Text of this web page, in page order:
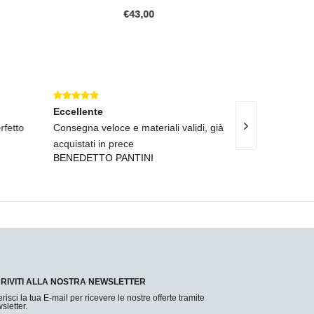
€43,00
Eccellente
Consegna veloce e materiali validi, già
acquistati in prece
BENEDETTO PANTINI
Spedizione
ALLA NOSTRA NEWSLETTER
la tua E-mail per ricevere le nostre offerte tramite